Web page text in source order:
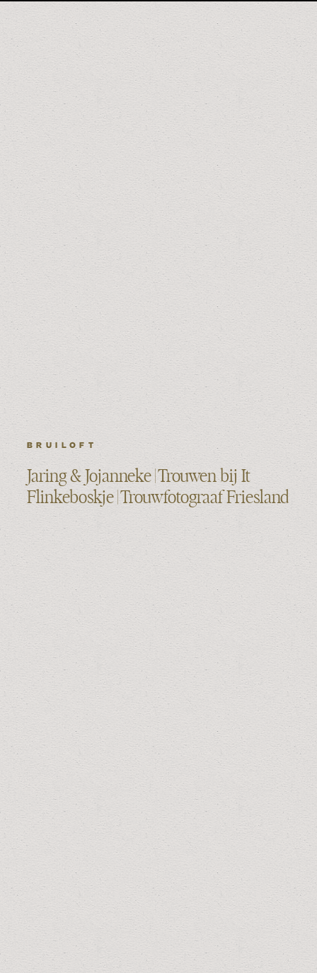
Jaring & Jojanneke | Trouwen bij It
Flinkeboskje | Trouwfotograaf Friesland
BRUILOFT